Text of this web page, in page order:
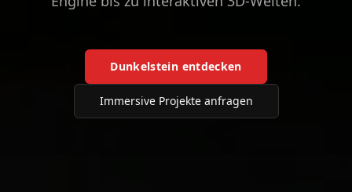
Dunkelstein entdecken
Immersive Projekte anfragen